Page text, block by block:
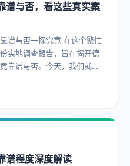
谱与否，看这些真实案
一探究竟 在这个繁忙
实地调查报告，旨在揭开德
靠谱与否。今天，我们就通
谱程度深度解读